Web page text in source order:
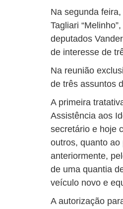
Na segunda
Tagliari
deputados
de interesse de
Na reunião
de três assuntos
A primeira
Assistência aos
secretário e hoje
outros, quanto
anteriormente,
de uma quantia
veículo novo e
A autorização